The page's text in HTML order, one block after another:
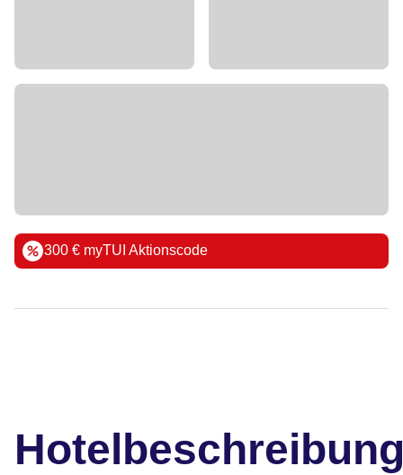
300 € myTUI Aktionscode